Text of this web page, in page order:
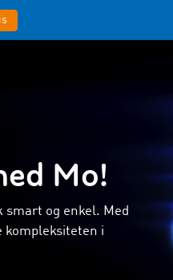
Mo!
smart og enkel. Med
kompleksiteten i